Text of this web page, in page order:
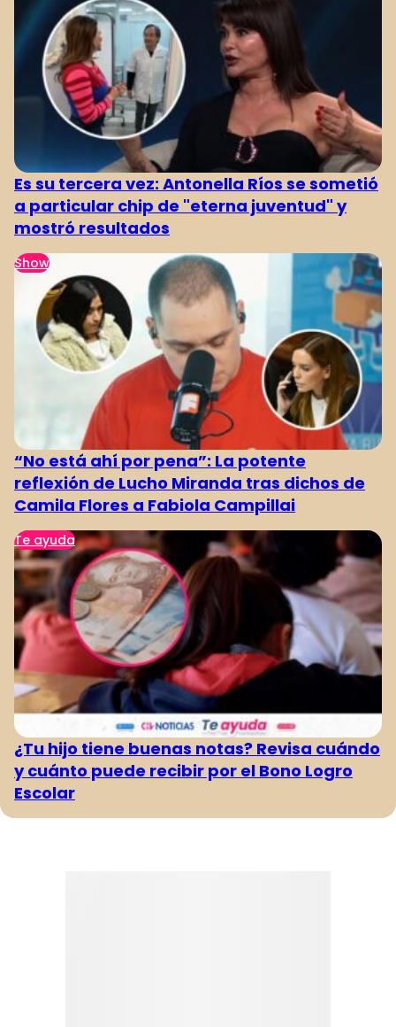
Es su tercera vez: Antonella Ríos se sometió
a particular chip de "eterna juventud" y
mostró resultados
Show
“No está ahí por pena”: La potente
reflexión de Lucho Miranda tras dichos de
Camila Flores a Fabiola Campillai
Te ayuda
¿Tu hijo tiene buenas notas? Revisa cuándo
y cuánto puede recibir por el Bono Logro
Escolar